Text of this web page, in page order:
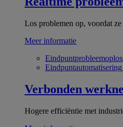
Los problemen op, voordat
Meer informatie
Eindpuntautomatisering
Verbonden
Hogere efficiëntie met